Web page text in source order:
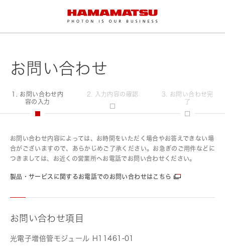
お問い合わせ
1. お問い合わせ内
容の入力
2. 入力内容の確認
3. お問い合わせ完
了
お問い合わせ内容によっては、お時間をいただく場合やお答えできない場
合がございますので、あらかじめご了承ください。お急ぎのご用件などに
つきましては、お近くの営業所へお電話でお問い合わせください。
製品・サービスに関するお電話でのお問い合わせはこちら
お問い合わせ項目
光電子増倍管モジュール H11461-01